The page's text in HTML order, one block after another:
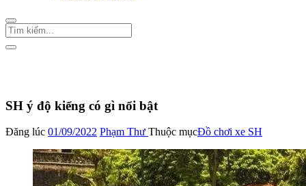
SH ý độ kiểng có gì nổi bật
Đăng lúc 01/09/2022 Phạm Thư Thuộc mụcĐồ chơi xe SH